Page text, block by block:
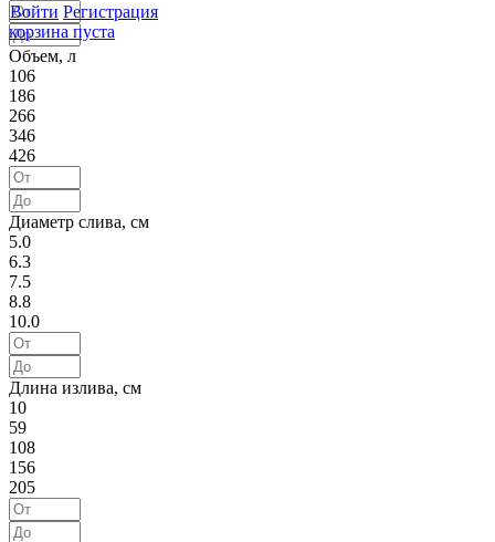
Войти Регистрация
корзина пуста
Объем, л
106
186
266
346
426
Диаметр слива, см
5.0
6.3
7.5
8.8
10.0
Длина излива, см
10
59
108
156
205